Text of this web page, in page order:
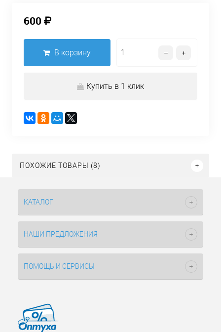
600
В корзину
Купить в 1 клик
ПОХОЖИЕ ТОВАРЫ (8)
КАТАЛОГ
НАШИ ПРЕДЛОЖЕНИЯ
ПОМОЩЬ И СЕРВИСЫ